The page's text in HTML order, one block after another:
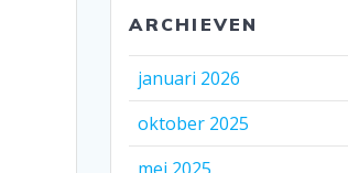
ARCHIEVEN
januari 2026
oktober 2025